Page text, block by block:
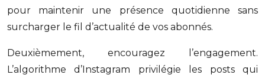
pour maintenir une présence quotidienne sans
surcharger le fil d’actualité de vos abonnés.
Deuxièmement, encouragez l’engagement.
L’algorithme d’Instagram privilégie les posts qui